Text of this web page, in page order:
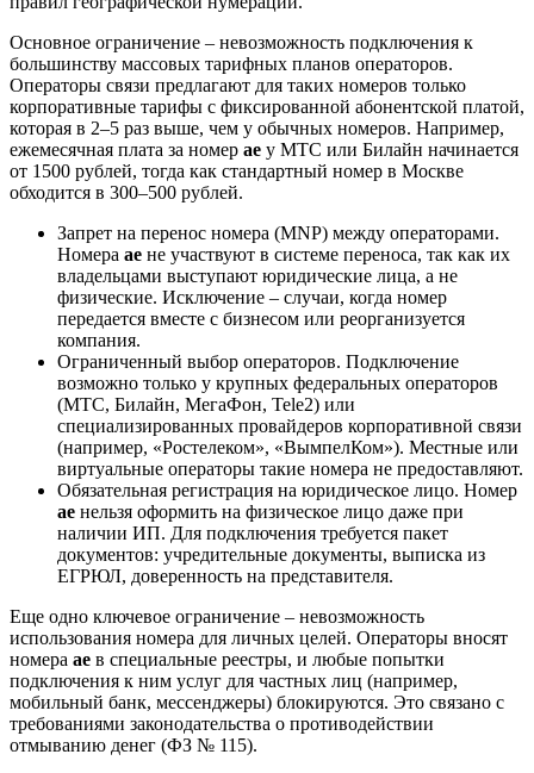
Основное ограничение – невозможность подключения к
большинству массовых тарифных планов операторов.
Операторы связи предлагают для таких номеров только
корпоративные тарифы с фиксированной абонентской платой,
которая в 2–5 раз выше, чем у обычных номеров. Например,
ежемесячная плата за номер ae у МТС или Билайн начинается
от 1500 рублей, тогда как стандартный номер в Москве
обходится в 300–500 рублей.
Запрет на перенос номера (MNP) между операторами.
Номера ae не участвуют в системе переноса, так как их
владельцами выступают юридические лица, а не
физические. Исключение – случаи, когда номер
передается вместе с бизнесом или реорганизуется
компания.
Ограниченный выбор операторов. Подключение
возможно только у крупных федеральных операторов
(МТС, Билайн, МегаФон, Tele2) или
специализированных провайдеров корпоративной связи
(например, «Ростелеком», «ВымпелКом»). Местные или
виртуальные операторы такие номера не предоставляют.
Обязательная регистрация на юридическое лицо. Номер
ae нельзя оформить на физическое лицо даже при
наличии ИП. Для подключения требуется пакет
документов: учредительные документы, выписка из
ЕГРЮЛ, доверенность на представителя.
Еще одно ключевое ограничение – невозможность
использования номера для личных целей. Операторы вносят
номера ae в специальные реестры, и любые попытки
подключения к ним услуг для частных лиц (например,
мобильный банк, мессенджеры) блокируются. Это связано с
требованиями законодательства о противодействии
отмыванию денег (ФЗ № 115).